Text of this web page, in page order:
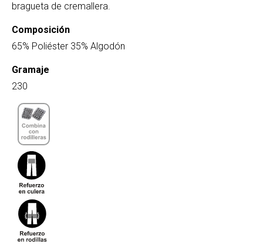
bragueta de cremallera.
Composición
65% Poliéster 35% Algodón
Gramaje
230